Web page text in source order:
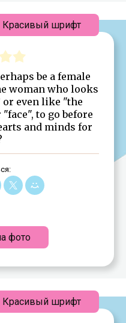
be a female
woman who looks
even like "the
to go before
and minds for
фото
Красивый шрифт
Красивый шрифт